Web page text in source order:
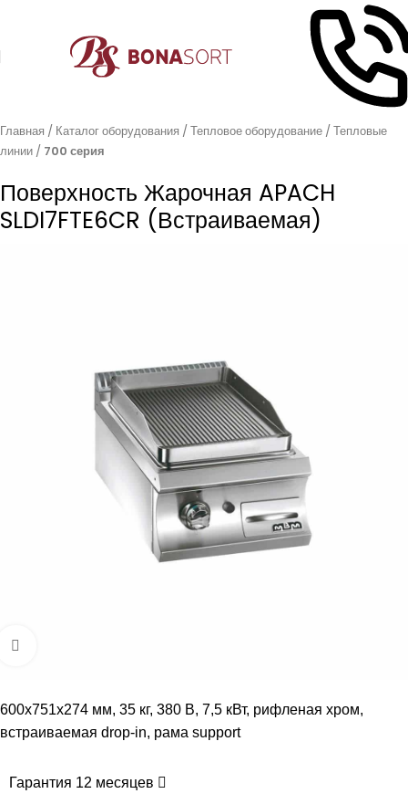
Главная Каталог оборудования Тепловое оборудование
Тепловые
линии
700 серия
Поверхность Жарочная APACH
SLDI7FTE6CR (встраиваемая)
600х751х274 мм, 35 кг, 380 B, 7,5 кВт, рифленая хром,
встраиваемая drop-in, рама support
Гарантия 12 месяцев